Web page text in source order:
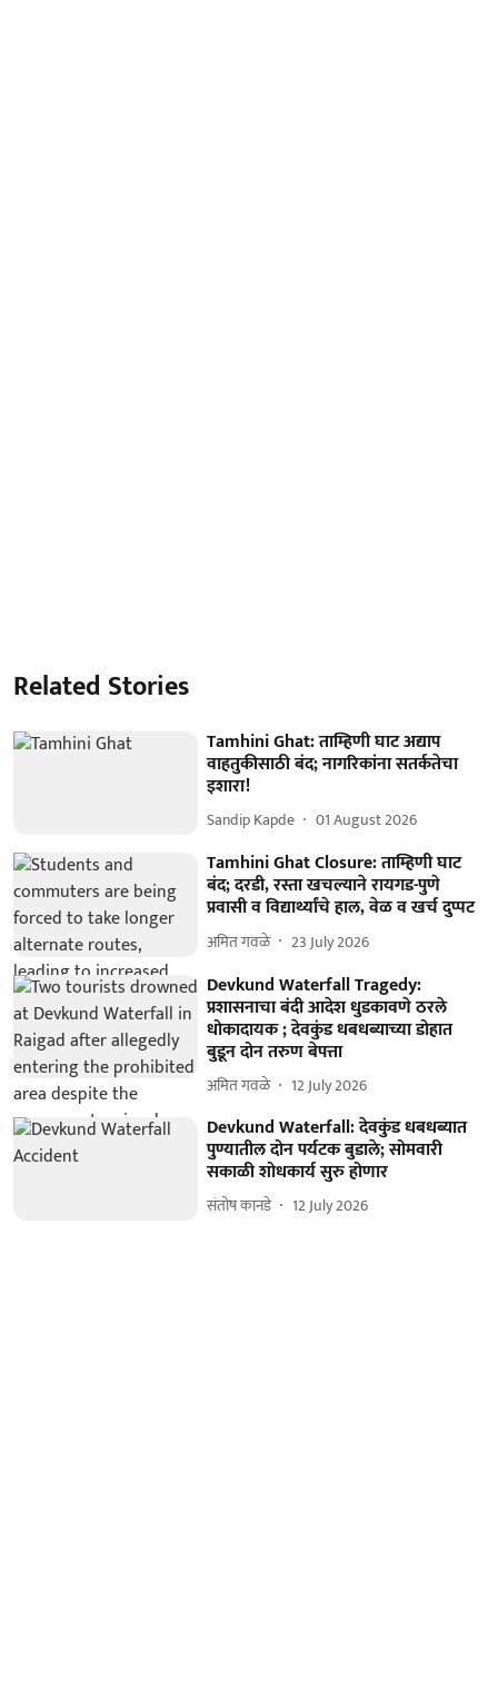
Related Stories
Tamhini Ghat: ताम्हिणी घाट अद्याप
वाहतुकीसाठी बंद; नागरिकांना सतर्कतेचा
इशारा!
Sandip Kapde 01 August 2026
Tamhini Ghat Closure: ताम्हिणी घाट
बंद; दरडी, रस्ता खचल्याने रायगड-पुणे
प्रवासी व विद्यार्थ्यांचे हाल, वेळ व खर्च दुप्पट
अमित गवळे 23 July 2026
Devkund Waterfall Tragedy:
प्रशासनाचा बंदी आदेश धुडकावणे ठरले
धोकादायक ; देवकुंड धबधब्याच्या डोहात
बुडून दोन तरुण बेपत्ता
अमित गवळे 12 July 2026
Devkund Waterfall: देवकुंड धबधब्यात
पुण्यातील दोन पर्यटक बुडाले; सोमवारी
सकाळी शोधकार्य सुरु होणार
संतोष कानडे 12 July 2026